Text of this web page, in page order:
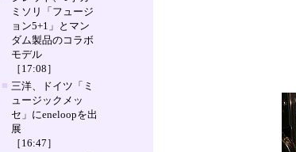
ミソリ「フュージ
ョン5+1」とマン
ダム製品のコラボ
モデル
［17:08］
■ 三洋、ドイツ「ミ
ュージックメッ
セ」にeneloopを出
展
［16:47］